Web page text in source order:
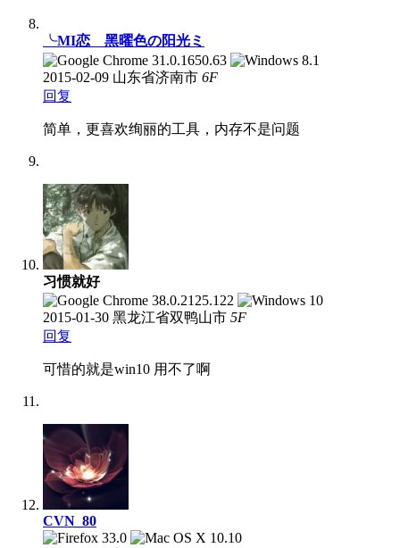
╰MI恋ゝ黑曜色の阳光ミ
2015-02-09 山东省济南市 6F
回复
简单，更喜欢绚丽的工具，内存不是问题
习惯就好
2015-01-30 黑龙江省双鸭山市 5F
回复
可惜的就是win10 用不了啊
CVN_80